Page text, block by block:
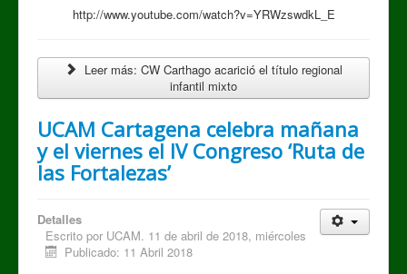
http://www.youtube.com/watch?v=YRWzswdkL_E
Leer más: CW Carthago acarició el título regional
infantil mixto
UCAM Cartagena celebra mañana
y el viernes el IV Congreso ‘Ruta de
las Fortalezas’
Detalles
Escrito por UCAM. 11 de abril de 2018, miércoles
Publicado: 11 Abril 2018